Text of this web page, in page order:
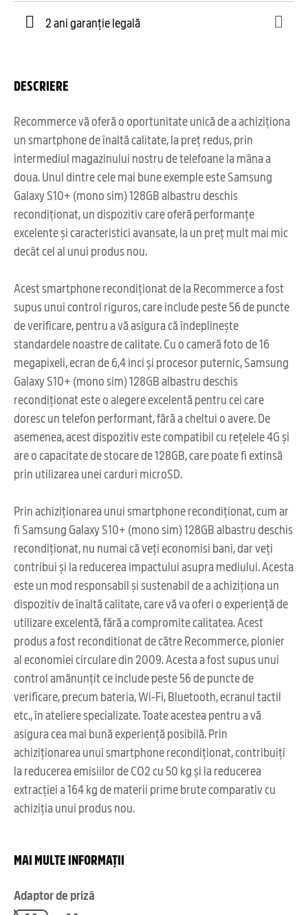
2 ani garanție legală
DESCRIERE
Recommerce vă oferă o oportunitate unică de a achiziționa
un smartphone de înaltă calitate, la preț redus, prin
intermediul magazinului nostru de telefoane la mâna a
doua. Unul dintre cele mai bune exemple este Samsung
Galaxy S10+ (mono sim) 128GB albastru deschis
recondiționat, un dispozitiv care oferă performanțe
excelente și caracteristici avansate, la un preț mult mai mic
decât cel al unui produs nou.
Acest smartphone recondiționat de la Recommerce a fost
supus unui control riguros, care include peste 56 de puncte
de verificare, pentru a vă asigura că îndeplinește
standardele noastre de calitate. Cu o cameră foto de 16
megapixeli, ecran de 6,4 inci și procesor puternic, Samsung
Galaxy S10+ (mono sim) 128GB albastru deschis
recondiționat este o alegere excelentă pentru cei care
doresc un telefon performant, fără a cheltui o avere. De
asemenea, acest dispozitiv este compatibil cu rețelele 4G și
are o capacitate de stocare de 128GB, care poate fi extinsă
prin utilizarea unei carduri microSD.
Prin achiziționarea unui smartphone recondiționat, cum ar
fi Samsung Galaxy S10+ (mono sim) 128GB albastru deschis
recondiționat, nu numai că veți economisi bani, dar veți
contribui și la reducerea impactului asupra mediului. Acesta
este un mod responsabil și sustenabil de a achiziționa un
dispozitiv de înaltă calitate, care vă va oferi o experiență de
utilizare excelentă, fără a compromite calitatea. Acest
produs a fost reconditionat de către Recommerce, pionier
al economiei circulare din 2009. Acesta a fost supus unui
control amănunțit ce include peste 56 de puncte de
verificare, precum bateria, Wi-Fi, Bluetooth, ecranul tactil
etc., în ateliere specializate. Toate acestea pentru a vă
asigura cea mai bună experiență posibilă. Prin
achiziționarea unui smartphone recondiționat, contribuiți
la reducerea emisiilor de CO2 cu 50 kg și la reducerea
extracției a 164 kg de materii prime brute comparativ cu
achiziția unui produs nou.
MAI MULTE INFORMAȚII
Adaptor de priză